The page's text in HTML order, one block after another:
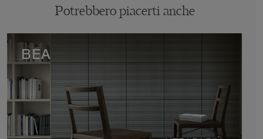
Potrebbero piacerti anche
BEA